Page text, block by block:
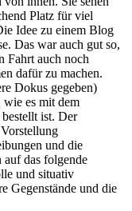
Platz für viel
Idee zu einem Blog
Das war auch gut so,
Fahrt auch noch
dafür zu machen.
Dokus gegeben)
es mit dem
bestellt ist. Der
und die
das folgende
und situativ
Gegenstände und die